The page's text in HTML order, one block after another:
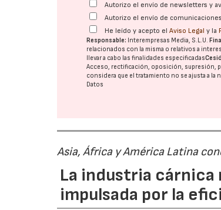
Autorizo el envío de newsletters y
Autorizo el envío de
He leído y acepto elAviso Legal y la
Responsable: Interempresas Media, S.L.U.
relacionados con la misma o relativos a
llevar a cabo las finalidades especificadas
Acceso, rectificación, oposición, supresión,
considera que el tratamiento no se ajusta a la
Datos
Asia, África y América Latina
La industria cárnica
impulsada por la